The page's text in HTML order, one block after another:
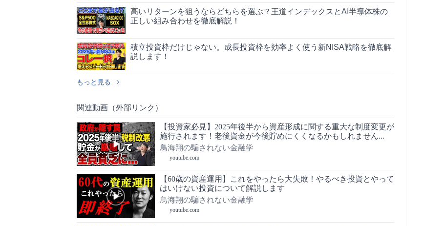
高いリターンを狙うならどちらを選ぶ？王道インデックスとAI半導体株の
正しい組み合わせを徹底解説！
積立投資枠だけじゃない。成長投資枠を効率よく使う新NISA戦略を徹底解
説します！
もっと見る
関連動画（外部リンク）
【投資家必見】2025年後半から資産形成に関する重大な制度変更が
施行されます！老後資金が今後貯めにくくなるかもしれません...
鳥海翔の騙されない金融学
youtube.com
【60歳の資産運用】これをやったら大失敗！やるべき投資とやって
はいけない投資について解説します
鳥海翔の騙されない金融学
youtube.com